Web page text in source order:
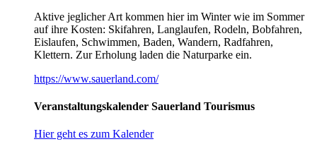
Aktive jeglicher Art kommen hier im Winter wie im Sommer
auf ihre Kosten: Skifahren, Langlaufen, Rodeln, Bobfahren,
Eislaufen, Schwimmen, Baden, Wandern, Radfahren,
Klettern. Zur Erholung laden die Naturparke ein.
https://www.sauerland.com/
Veranstaltungskalender Sauerland Tourismus
Hier geht es zum Kalender